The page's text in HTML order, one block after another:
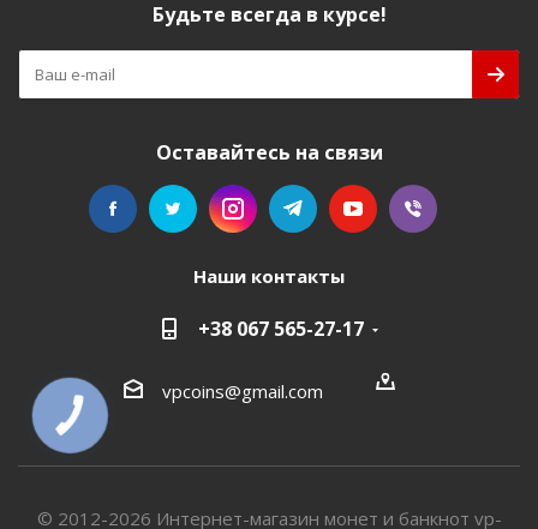
Будьте всегда в курсе!
Оставайтесь на связи
Наши контакты
+38 067 565-27-17
vpcoins@gmail.com
© 2012-2026 Интернет-магазин монет и банкнот vp-
КНОПКА
СВЯЗИ